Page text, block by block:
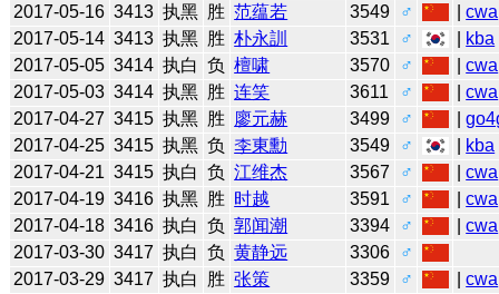
2017-05-16 3413 执黑 胜 范蕴若 3549 ♂ |cwa
2017-05-14 3413 执黑 胜 朴永訓 3531 ♂ kba
2017-05-05 3414 执白 负 檀啸 3570 ♂ |cwa
2017-05-03 3414 执黑 胜 连笑 3611 ♂ |cwa
2017-04-27 3415 执黑 胜 廖元赫 3499 ♂ |
2017-04-25 3415 执黑 负 李東勳 3549 ♂ kba
2017-04-21 3415 执白 负 江维杰 3567 ♂ |cwa
2017-04-19 3416 执黑 胜 时越 3591 ♂ |cwa
2017-04-18 3416 执白 负 郭闻潮 3394 ♂ |cwa
2017-03-30 3417 执白 负 黄静远 3306
♂
2017-03-29 3417 执白 胜 张策 3359 ♂ |cwa